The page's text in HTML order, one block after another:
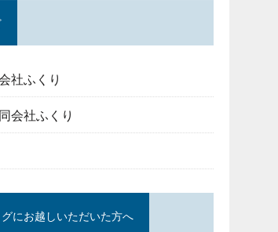
社ふくり
会社ふくり
にお越しいただいた方へ